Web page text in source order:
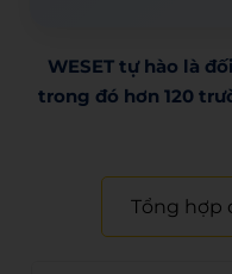
WESET tự hào là
trong đó hơn 120
Tổng hợp